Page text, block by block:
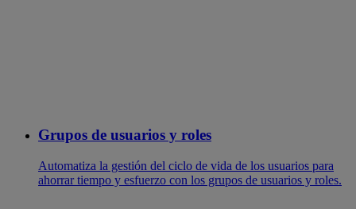
Grupos de usuarios y roles
Automatiza la gestión del ciclo de vida de los usuarios para
ahorrar tiempo y esfuerzo con los grupos de usuarios y roles.